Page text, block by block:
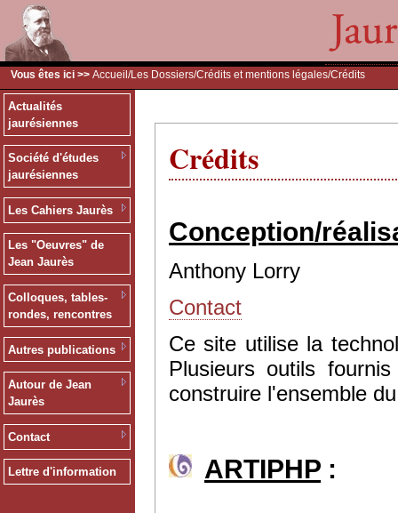
Vous êtes ici >> Accueil /Les Dossiers/Crédits et mentions légales/Crédits
Actualités
jaurésiennes
Société d'études
jaurésiennes
Les Cahiers Jaurès
Les "Oeuvres" de
Jean Jaurès
Colloques, tables-
rondes, rencontres
Autres publications
Autour de Jean
Jaurès
Contact
Lettre d'information
Crédits
Conception/
Anthony Lorry
Contact
Ce site utilise la
Plusieurs outils
construire l'ensemble
ARTIPHP :